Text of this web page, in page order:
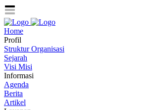
Home
Profil
Struktur Organisasi
Sejarah
Visi Misi
Informasi
Agenda
Berita
Artikel